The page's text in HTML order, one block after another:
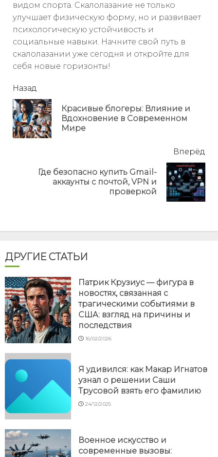
видом спорта. Скалолазание не только
улучшает физическую форму, но и развивает
психологическую устойчивость и
социальные навыки. Начните свой путь в
скалолазании уже сегодня и откройте для
себя новые горизонты!
читать
еще
Назад
Красивые блогеры: Влияние и
Вдохновение в Современном
Мире
Вперёд
Где безопасно купить Gmail-
аккаунты с почтой, VPN и
проверкой
ДРУГИЕ СТАТЬИ
Патрик Крузиус — фигура в
новостях, связанная с
трагическими событиями в
США: взгляд на причины и
последствия
16/02/2026
Я удивился: как Макар Игнатов
узнал о решении Саши
Трусовой взять его фамилию
24/12/2025
Военное искусство и
современные вызовы: